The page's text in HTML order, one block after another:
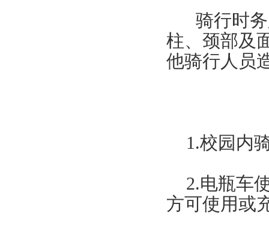
骑行时
柱、颈部及
他骑行人员
1.校园内
2.电瓶车
方可使用或